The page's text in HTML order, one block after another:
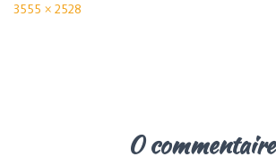
3555 × 2528
0 commentaire